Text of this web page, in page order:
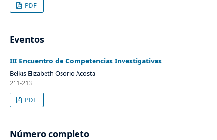
PDF
Eventos
III Encuentro de Competencias Investigativas
Belkis Elizabeth Osorio Acosta
211-213
PDF
Número completo